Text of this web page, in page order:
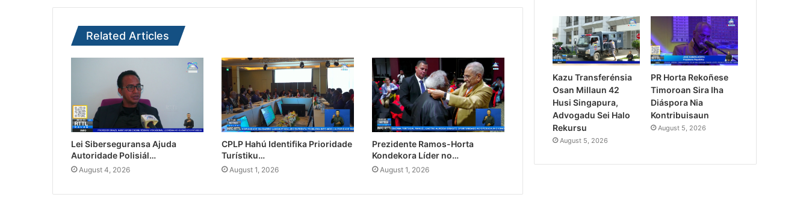
Related Articles
Lei Siberseguransa Ajuda
Autoridade Polisiál…
August 4, 2026
CPLP Hahú Identifika Prioridade
Turístiku…
August 1, 2026
Prezidente Ramos-Horta
Kondekora Líder no…
August 1, 2026
Kazu Transferénsia
Osan Millaun 42
Husi Singapura,
Advogadu Sei Halo
Rekursu
August 5, 2026
PR Horta Rekoñese
Timoroan Sira Iha
Diáspora Nia
Kontribuisaun
August 5, 2026